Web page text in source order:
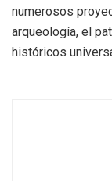
numerosos
arqueología, el
históricos